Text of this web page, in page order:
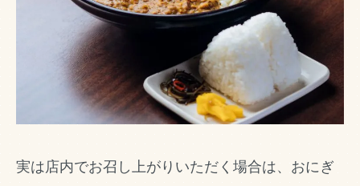
実は店内でお召し上がりいただく場合は、おにぎ